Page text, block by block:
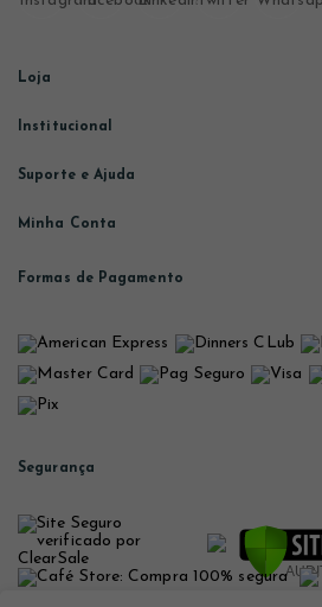
Loja
Institucional
Suporte e Ajuda
Minha Conta
Formas de Pagamento
Segurança